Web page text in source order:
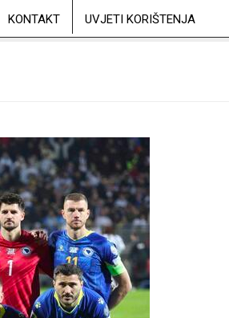
KONTAKT UVJETI KORIŠTENJA